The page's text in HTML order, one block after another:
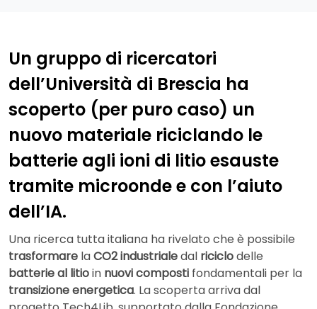
Un gruppo di ricercatori
dell’Università di Brescia ha
scoperto (per puro caso) un
nuovo materiale riciclando le
batterie agli ioni di litio esauste
tramite microonde e con l’aiuto
dell’IA.
Una ricerca tutta italiana ha rivelato che è possibile
trasformare laCO2 industrialedal riciclodelle
batterie al litioin nuovi composti fondamentali per la
transizione energetica. La scoperta arriva dal